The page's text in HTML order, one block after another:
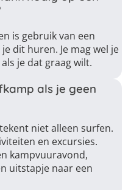
is gebruik van een
dit huren. Je mag wel je
je dat graag wilt.
als je geen
niet alleen surfen.
en excursies.
kampvuuravond,
uitstapje naar een